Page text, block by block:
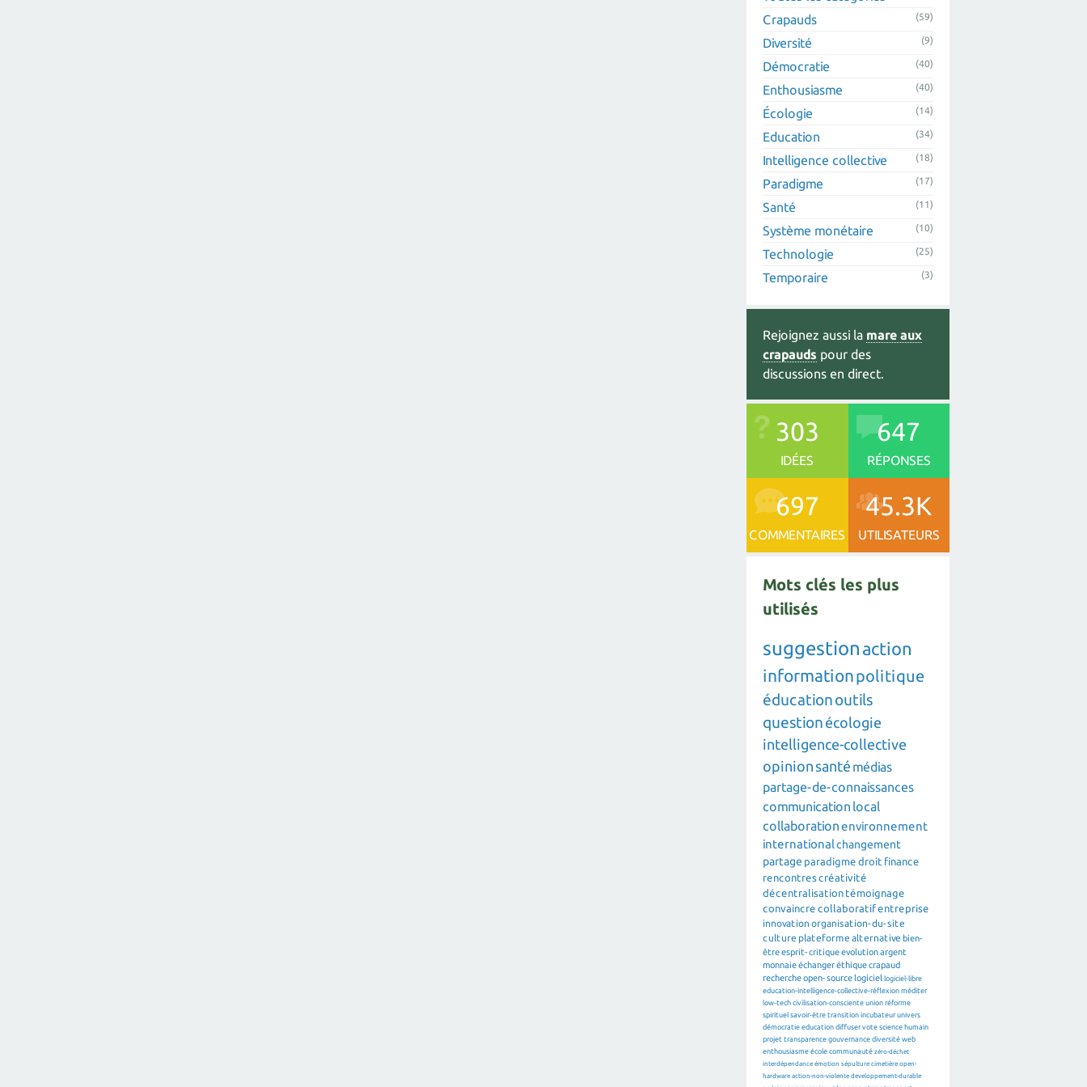
Crapauds
(59)
Diversité (9)
Démocratie (40)
Enthousiasme (40)
Écologie (14)
Education (34)
Intelligence collective (18)
Paradigme (17)
Santé (11)
Système monétaire (10)
Technologie (25)
Temporaire (3)
Rejoignez aussi la mare aux
crapauds pour des
discussions en direct.
303
IDÉES
647
RÉPONSES
697
COMMENTAIRES
45.3K
UTILISATEURS
Mots clés les plus
utilisés
suggestion action
informationpolitique
éducationoutils
question écologie
intelligence-collective
opinion santé médias
partage-de-connaissances
communication local
collaborationenvironnement
internationalchangement
partage paradigme droit finance
rencontrescréativité
décentralisation témoignage
convaincre collaboratifentreprise
innovation organisation-du-site
culture plateforme alternative bien-
êtreesprit-critiqueevolutionargent
monnaieéchangeréthiquecrapaud
rechercheopen-source logiciel logiciel-libre
education-intelligence-collective-réflexion méditer
low-tech civilisation-consciente union réforme
spirituel savoir-être transition incubateur univers
démocratie education diffuser vote science humain
projet transparence gouvernance diversité web
enthousiasme école communauté zéro-déchet
interdépendance émotion sépulture cimetière open-
hardware action-non-violente developpement-durable